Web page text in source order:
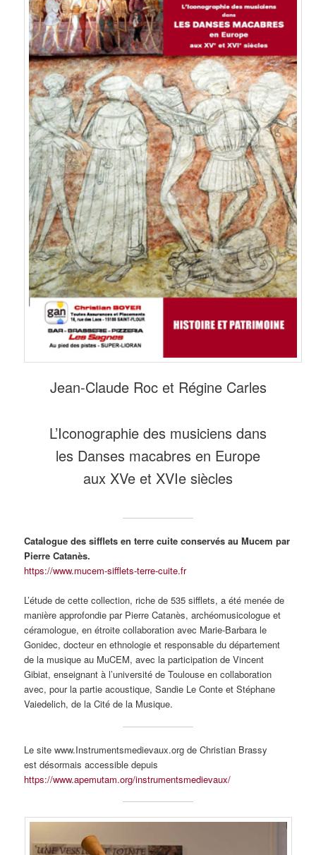
Jean-Claude Roc et Régine Carles
L’Iconographie des musiciens dans
les Danses macabres en Europe
aux XVe et XVIe siècles
Catalogue des sifflets en terre cuite conservés au Mucem par
Pierre Catanès.
https://www.mucem-sifflets-terre-cuite.fr
L’étude de cette collection, riche de 535 sifflets, a été menée de
manière approfondie par Pierre Catanès, archéomusicologue et
céramologue, en étroite collaboration avec Marie-Barbara le
Gonidec, docteur en ethnologie et responsable du département
de la musique au MuCEM, avec la participation de Vincent
Gibiat, enseignant à l’université de Toulouse en collaboration
avec, pour la partie acoustique, Sandie Le Conte et Stéphane
Vaiedelich, de la Cité de la Musique.
Le site www.Instrumentsmedievaux.org de Christian Brassy
est désormais accessible depuis
https://www.apemutam.org/instrumentsmedievaux/